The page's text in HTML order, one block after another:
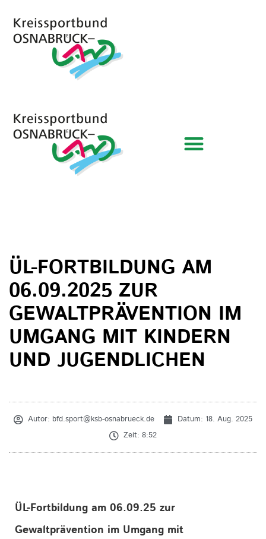
ÜL-FORTBILDUNG AM
06.09.2025 ZUR
GEWALTPRÄVENTION IM
UMGANG MIT KINDERN
UND JUGENDLICHEN
Autor: bfd.sport@ksb-osnabrueck.de Datum: 18. Aug. 2025
Zeit: 8:52
ÜL-Fortbildung am 06.09.25 zur
Gewaltprävention im Umgang mit